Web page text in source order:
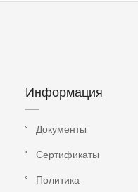
Информация
Документы
Сертификаты
Политика